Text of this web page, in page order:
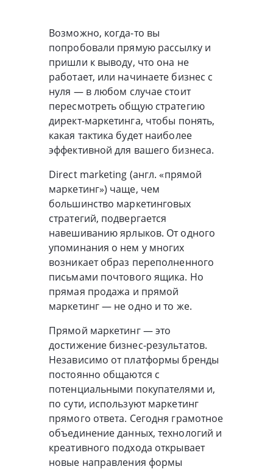
Возможно, когда-то вы
попробовали прямую рассылку и
пришли к выводу, что она не
работает, или начинаете бизнес с
нуля — в любом случае стоит
пересмотреть общую стратегию
директ-маркетинга, чтобы понять,
какая тактика будет наиболее
эффективной для вашего бизнеса.
Direct marketing (англ. «прямой
маркетинг») чаще, чем
большинство маркетинговых
стратегий, подвергается
навешиванию ярлыков. От одного
упоминания о нем у многих
возникает образ переполненного
письмами почтового ящика. Но
прямая продажа и прямой
маркетинг — не одно и то же.
Прямой маркетинг — это
достижение бизнес-результатов.
Независимо от платформы бренды
постоянно общаются с
потенциальными покупателями и,
по сути, используют маркетинг
прямого ответа. Сегодня грамотное
объединение данных, технологий и
креативного подхода открывает
новые направления формы